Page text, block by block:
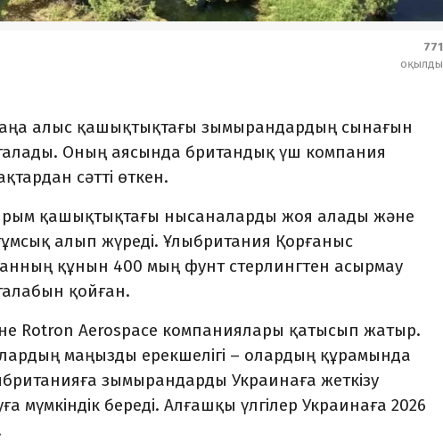
771
оқылды
алыс қашықтықтағы зымырандардың сынағын
Оның аясында британдық үш компания
сәтті өткен.
қашықтықтағы нысаналарды жоя алады және
алып жүреді. Ұлыбритания Қорғаныс
құнын 400 мың фунт стерлингтен асырмау
қойған.
Rotron Aerospace компаниялары қатысып жатыр.
маңызды ерекшелігі – олардың құрамында
зымырандарды Украинаға жеткізу
мүмкіндік береді. Алғашқы үлгілер Украинаға 2026